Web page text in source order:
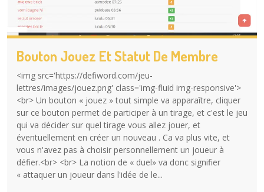
Bouton Jouez Et Statut De Membre
<img src='https://defiword.com/jeu-
lettres/images/jouez.png' class='img-fluid img-responsive'>
<br> Un bouton « jouez » tout simple va apparaître, cliquer
sur ce bouton permet de participer à un tirage, et c'est le jeu
qui va décider sur quel tirage vous allez jouer, et
éventuellement en créer un nouveau . Ca va plus vite, et
vous n'avez pas à choisir personnellement un joueur à
défier.<br> <br> La notion de « duel» va donc signifier
« attaquer un joueur dans l'idée de le...